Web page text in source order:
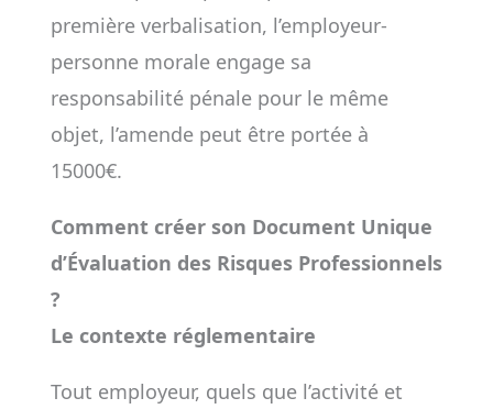
première verbalisation, l’employeur-
personne morale engage sa
responsabilité pénale pour le même
objet, l’amende peut être portée à
15000€.
Comment créer son Document Unique
d’Évaluation des Risques Professionnels
?
Le contexte réglementaire
Tout employeur, quels que l’activité et